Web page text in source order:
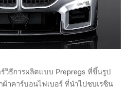
วิธีการผลิตแบบ Prepregs ที่ขึ้นรูป
าคาร์บอนไฟเบอร์ ที่นำไปชุบเรซิน